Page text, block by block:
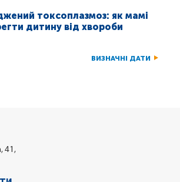
токсоплазмоз: як мамі
дитину від хвороби
ВИЗНАЧНІ ДАТИ
41,